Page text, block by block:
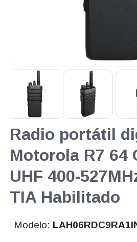
Radio portátil
Motorola R7 64
UHF 400-
TIA Habilitado
Modelo: